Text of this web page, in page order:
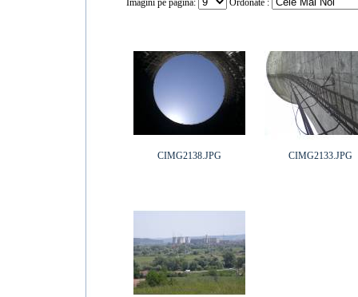
Imagini pe pagina:
Ordonate :
CIMG2138.JPG CIMG2133.JPG